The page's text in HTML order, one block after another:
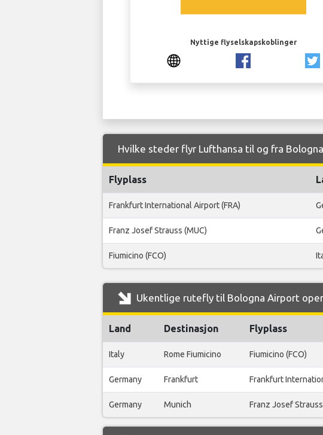
Nyttige flyselskapskoblinger
Hvilke steder flyr Lufthansa til og fra
Flyplass
Frankfurt International Airport (FRA)
Franz Josef Strauss (MUC)
Fiumicino (FCO)
Ukentlige rutefly til Bologna Airport
Land Destinasjon Flyplass
Italy Rome Fiumicino Fiumicino (FCO)
Germany Frankfurt Frankfurt
Germany Munich Franz Josef Strauss